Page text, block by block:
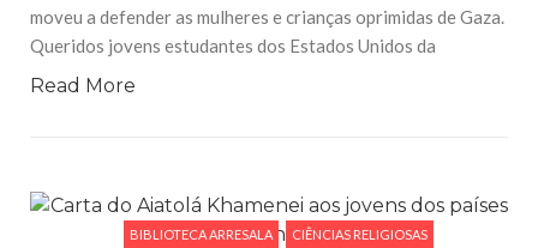
moveu a defender as mulheres e crianças oprimidas de Gaza.
Queridos jovens estudantes dos Estados Unidos da
Read More
BIBLIOTECA ARRESALA CIÊNCIAS RELIGIOSAS